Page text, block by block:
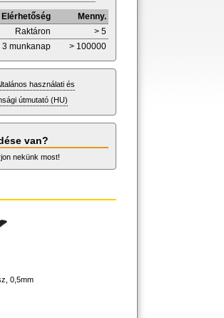
Elérhetőség
Menny.
Raktáron
> 5
3 munkanap
> 100000
használati és
útmutató (HU)
van?
nekünk most!
0,5mm